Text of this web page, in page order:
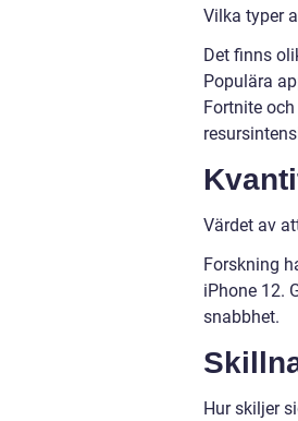
Vilka typer
Det finns
Populära
Fortnite
Värdet av
Forskning
iPhone 12.
snabbhet.
Hur skiljer